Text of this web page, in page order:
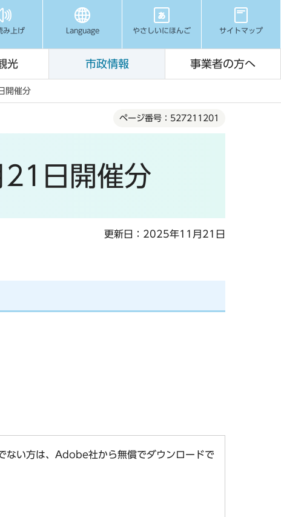
み上げ Language やさしいにほんご サイトマップ
光 市政情報 事業者の方へ
開催分
ページ番号：527211201
日開催分
更新日：2025年11月21日
い方は、Adobe社から無償でダウンロードで